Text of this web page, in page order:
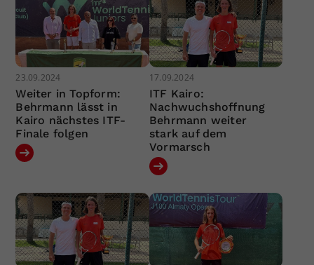
23.09.2024
Weiter in Topform:
Behrmann lässt in
Kairo nächstes ITF-
Finale folgen
17.09.2024
ITF Kairo:
Nachwuchshoffnung
Behrmann weiter
stark auf dem
Vormarsch